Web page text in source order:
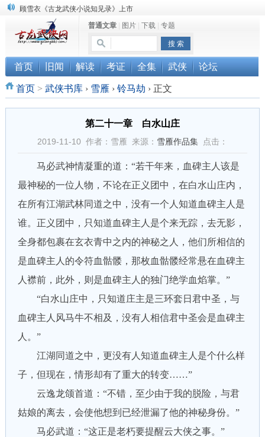
顾雪衣《古龙武侠小说知见录》上市
“武侠书库”查缺补漏活动圆满结束
《古龙小说原貌探究》修订版已上市
普通文章| 图片| 下载| 专题
首页 旧闻 解读 考证 全集 武侠 论坛
首页> 武侠书库 › 雪雁 › 铃马劫 ›正文
第二十一章 白水山庄
2019-11-10 作者：雪雁 来源： 雪雁作品集点击：
马必武神情凝重的道：“若干年来，血碑主人该是
最神秘的一位人物，不论在正义团中，在白水山庄内，
在所有江湖武林同道之中，没有一个人知道血碑主人是
谁。正义团中，只知道血碑主人是个来无踪，去无影，
全身都包裹在玄衣青中之内的神秘之人，他们所相信的
是血碑主人的令符血骷髅，那枚血骷髅经常悬在血碑主
人襟前，此外，则是血碑主人的独门绝学血焰掌。”
“白水山庄中，只知道庄主是三环套日君中圣，与
血碑主人风马牛不相及，没有人相信君中圣会是血碑主
人。”
江湖同道之中，更没有人知道血碑主人是个什么样
子，但现在，情形却有了重大的转变……”
云逸龙颌首道：“不错，至少由于我的脱险，与君
姑娘的离去，会使他想到已经泄漏了他的神秘身份。”
马必武道：“这正是老朽要提醒云大侠之事。”